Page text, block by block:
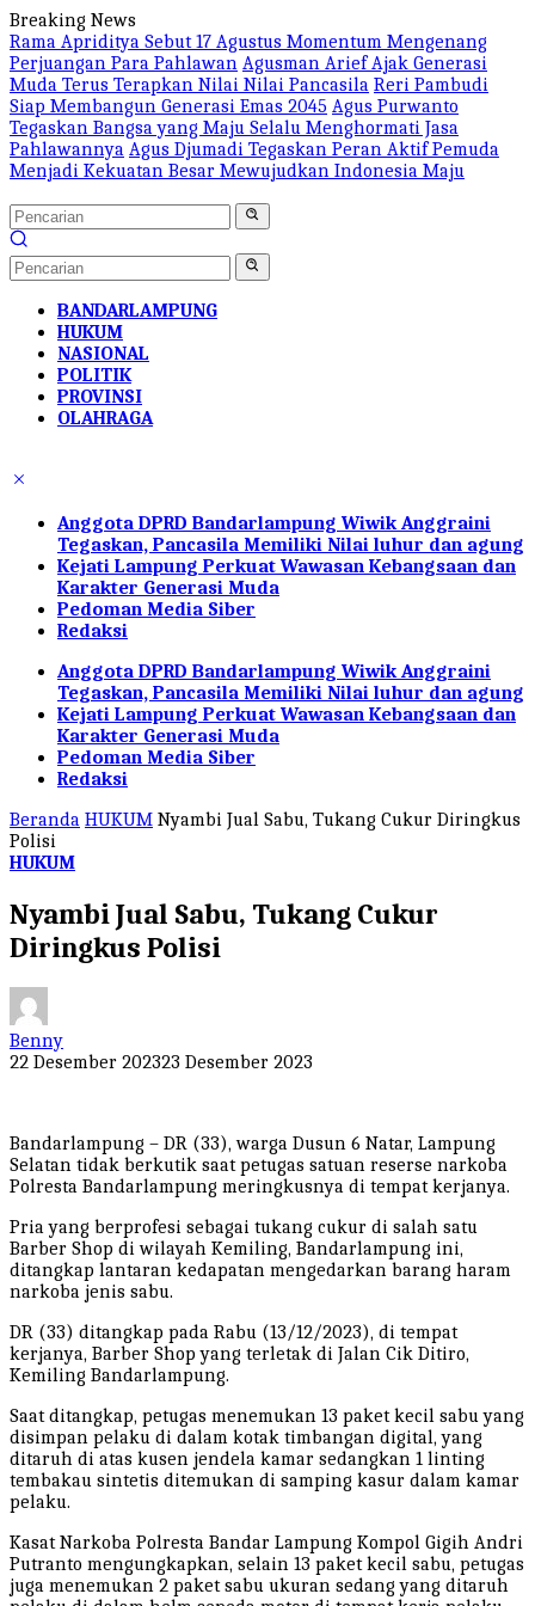
Langsung
ke
konten
Breaking News
Rama Apriditya Sebut 17 Agustus Momentum Mengenang
Perjuangan Para Pahlawan Agusman Arief Ajak Generasi
Muda Terus Terapkan Nilai Nilai Pancasila Reri Pambudi
Siap Membangun Generasi Emas 2045 Agus Purwanto
Tegaskan Bangsa yang Maju Selalu Menghormati Jasa
Pahlawannya Agus Djumadi Tegaskan Peran Aktif Pemuda
Menjadi Kekuatan Besar Mewujudkan Indonesia Maju
BANDARLAMPUNG
HUKUM
NASIONAL
POLITIK
PROVINSI
OLAHRAGA
Anggota DPRD Bandarlampung Wiwik Anggraini
Tegaskan, Pancasila Memiliki Nilai luhur dan agung
Kejati Lampung Perkuat Wawasan Kebangsaan dan
Karakter Generasi Muda
Pedoman Media Siber
Redaksi
Anggota DPRD Bandarlampung Wiwik Anggraini
Tegaskan, Pancasila Memiliki Nilai luhur dan agung
Kejati Lampung Perkuat Wawasan Kebangsaan dan
Karakter Generasi Muda
Pedoman Media Siber
Redaksi
Beranda HUKUM Nyambi Jual Sabu, Tukang Cukur Diringkus
Polisi
HUKUM
Nyambi Jual Sabu, Tukang Cukur
Diringkus Polisi
Benny
22 Desember 202323 Desember 2023
Bandarlampung – DR (33), warga Dusun 6 Natar, Lampung
Selatan tidak berkutik saat petugas satuan reserse narkoba
Polresta Bandarlampung meringkusnya di tempat kerjanya.
Pria yang berprofesi sebagai tukang cukur di salah satu
Barber Shop di wilayah Kemiling, Bandarlampung ini,
ditangkap lantaran kedapatan mengedarkan barang haram
narkoba jenis sabu.
DR (33) ditangkap pada Rabu (13/12/2023), di tempat
kerjanya, Barber Shop yang terletak di Jalan Cik Ditiro,
Kemiling Bandarlampung.
Saat ditangkap, petugas menemukan 13 paket kecil sabu yang
disimpan pelaku di dalam kotak timbangan digital, yang
ditaruh di atas kusen jendela kamar sedangkan 1 linting
tembakau sintetis ditemukan di samping kasur dalam kamar
pelaku.
Kasat Narkoba Polresta Bandar Lampung Kompol Gigih Andri
Putranto mengungkapkan, selain 13 paket kecil sabu, petugas
juga menemukan 2 paket sabu ukuran sedang yang ditaruh